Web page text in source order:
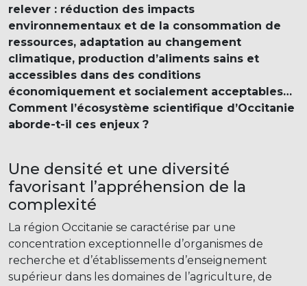
relever : réduction des impacts
environnementaux et de la consommation de
ressources, adaptation au changement
climatique, production d’aliments sains et
accessibles dans des conditions
économiquement et socialement acceptables…
Comment l’écosystème scientifique d’Occitanie
aborde-t-il ces enjeux ?
Une densité et une diversité
favorisant l’appréhension de la
complexité
La région Occitanie se caractérise par une
concentration exceptionnelle d’organismes de
recherche et d’établissements d’enseignement
supérieur dans les domaines de l’agriculture, de